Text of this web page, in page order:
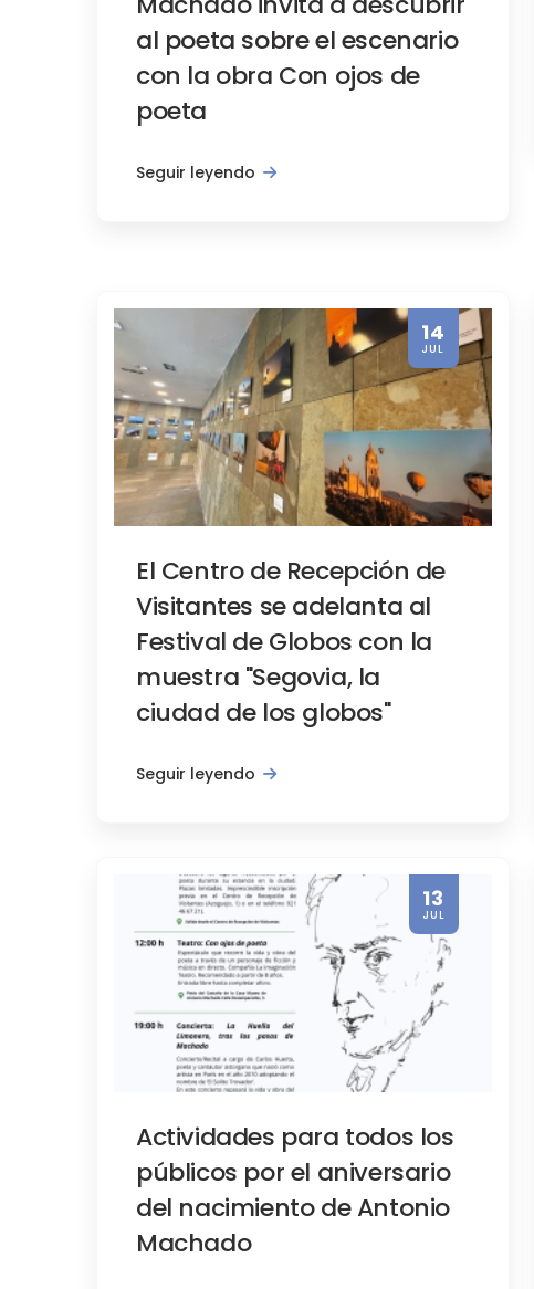
La ocupación hotelera en
Institucionales, Notas de prensa,
El Gemelo Digital de
Promoción turística
Programa de apertura de
al poeta sobre el escenario
con la obra Con ojos de
poeta
Seguir leyendo
14
JUL
El Centro de Recepción de
Visitantes se adelanta al
Festival de Globos con la
muestra "Segovia, la
ciudad de los globos"
Seguir leyendo
13
JUL
Actividades para todos los
públicos por el aniversario
del nacimiento de Antonio
Machado